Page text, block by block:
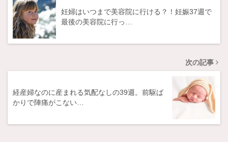
妊婦はいつまで美容院に行ける？！妊娠37週で
最後の美容院に行っ…
次の記事
経産婦なのに産まれる気配なしの39週。前駆ば
かりで陣痛がこない…